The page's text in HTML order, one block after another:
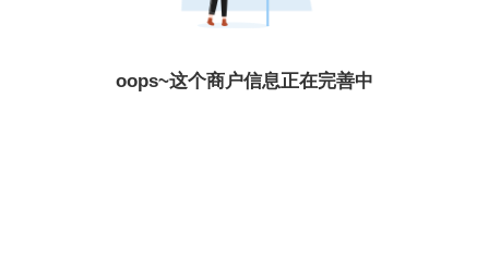
oops~这个商户信息正在完善中